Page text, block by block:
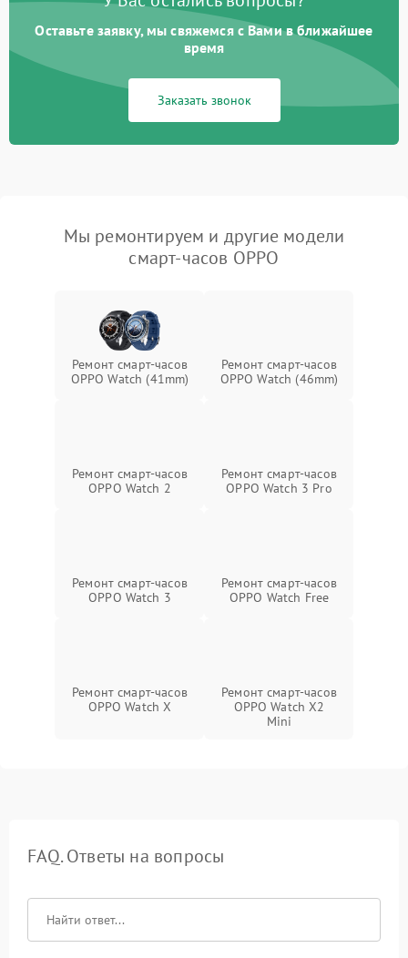
Оставьте заявку, мы свяжемся с Вами в ближайшее
время
Заказать звонок
Мы ремонтируем и другие модели
смарт-часов OPPO
Ремонт смарт-часов
OPPO Watch (41mm)
Ремонт смарт-часов
OPPO Watch (46mm)
Ремонт смарт-часов
OPPO Watch 2
Ремонт смарт-часов
OPPO Watch 3 Pro
Ремонт смарт-часов
OPPO Watch 3
Ремонт смарт-часов
OPPO Watch Free
Ремонт смарт-часов
OPPO Watch X
Ремонт смарт-часов
OPPO Watch X2
Mini
FAQ. Ответы на вопросы